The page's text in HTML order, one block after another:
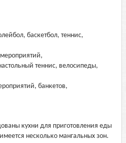
баскетбол, теннис,
теннис, велосипеды,
банкетов,
кухни для приготовления еды
несколько мангальных зон.